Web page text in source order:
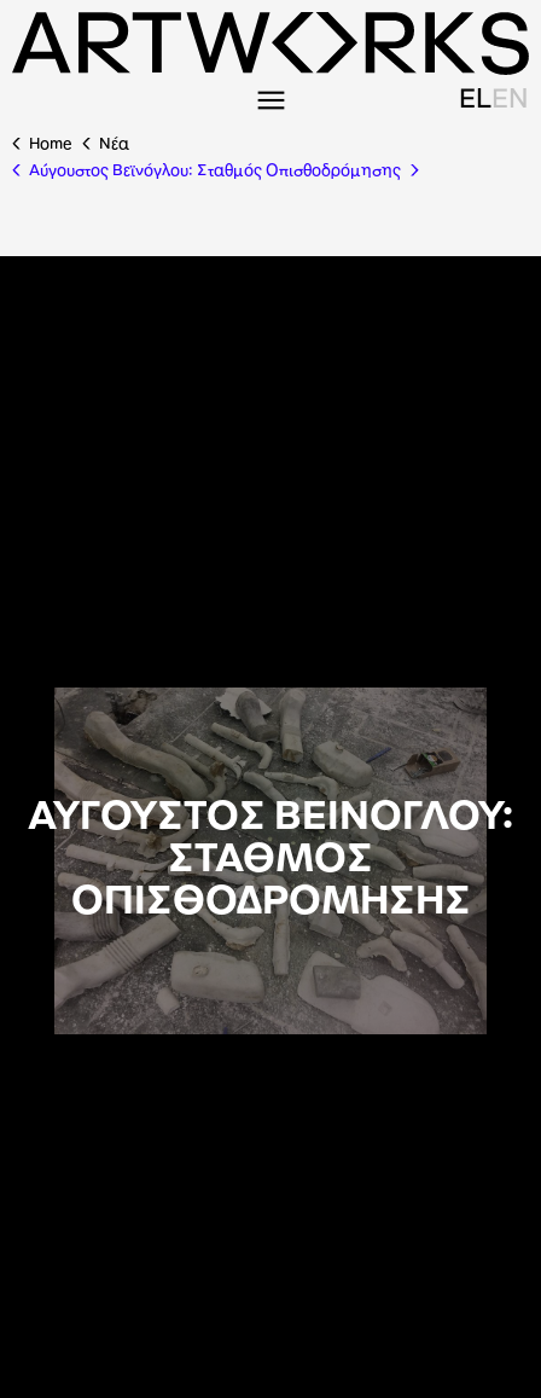
ELEN
Home
Nέα
Αύγουστος Βεϊνόγλου: Σταθμός Οπισθοδρόμησης
ΑΥΓΟΥΣΤΟΣ ΒΕΙΝΟΓΛΟΥ:
ΣΤΑΘΜΟΣ
ΟΠΙΣΘΟΔΡΟΜΗΣΗΣ